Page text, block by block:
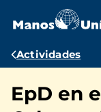
contenido
Ruta
navegación
Actividades
EpD en